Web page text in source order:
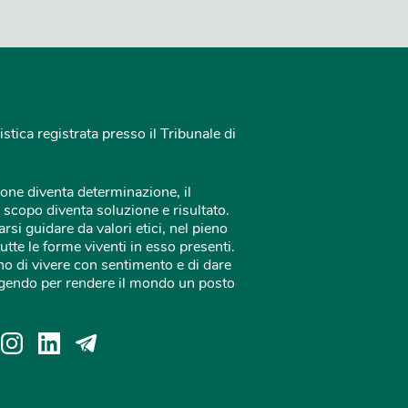
registrata presso il Tribunale di
diventa determinazione, il
diventa soluzione e risultato.
guidare da valori etici, nel pieno
le forme viventi in esso presenti.
di vivere con sentimento e di dare
per rendere il mondo un posto